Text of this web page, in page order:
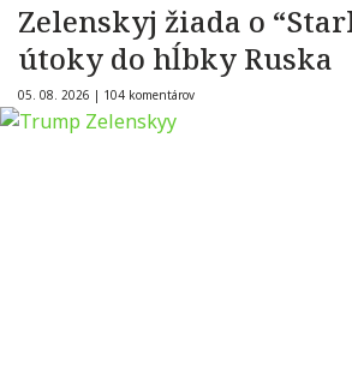
Zelenskyj žiada o
útoky do hĺbky Ruska
05. 08. 2026 | 104 komentárov